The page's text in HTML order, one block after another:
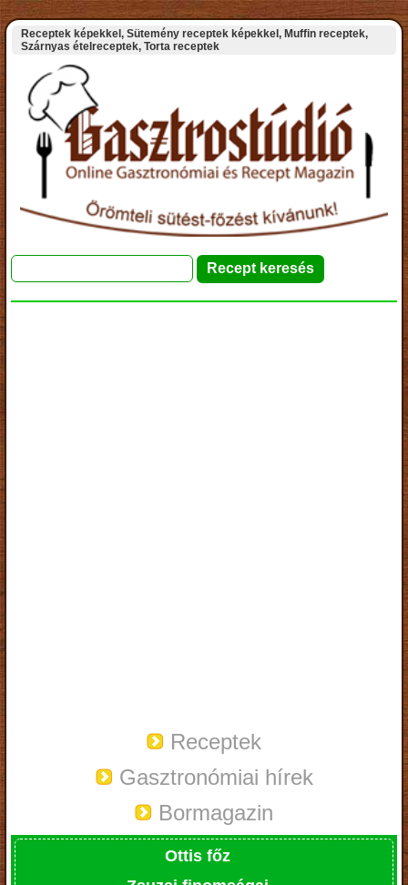
Receptek képekkel, Sütemény receptek képekkel, Muffin receptek,
Szárnyas ételreceptek, Torta receptek
Receptek
Gasztronómiai hírek
Bormagazin
Ottis főz